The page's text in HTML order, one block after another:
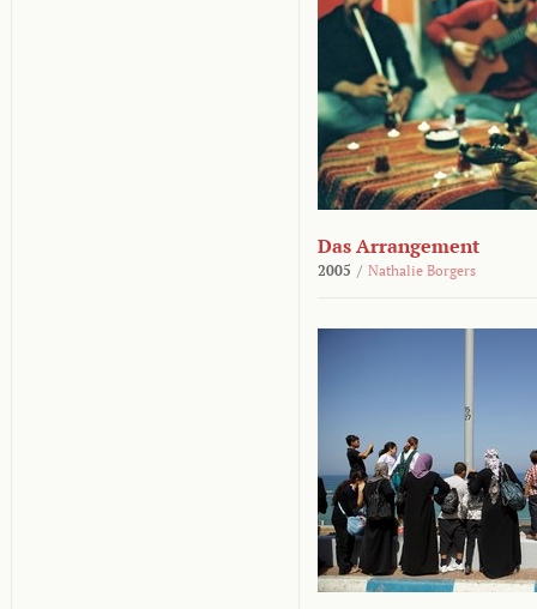
Das Arrangement
2005 / Nathalie Borgers